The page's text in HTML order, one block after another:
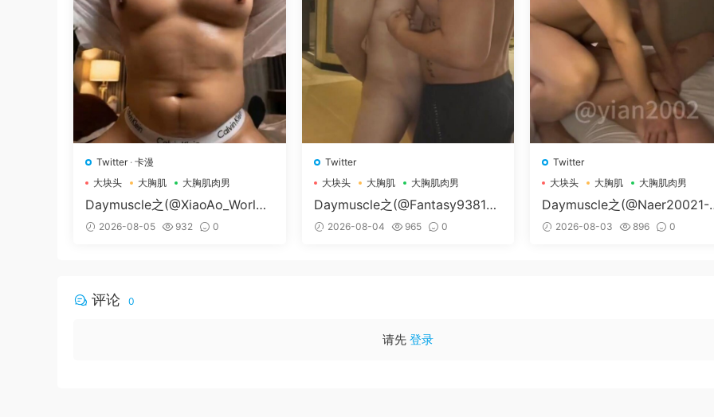
Twitter· 卡漫
大块头
大胸肌 大胸肌肉男
Daymuscle之(@XiaoAo_World-
@XiaoAo.art）
2026-08-05 932 0
Twitter
大块头
大胸肌 大胸肌肉男
Daymuscle之(@Fantasy938155
79-@孔控Kong）
2026-08-04 965 0
Twitter
大块头
大胸肌 大胸肌肉男
Daymuscle之(@Naer20021-
纳尔）
2026-08-03 896 0
评论 0
请先 登录